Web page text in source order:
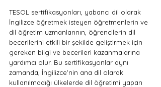
TESOL sertifikasyonları, yabancı dil olarak
İngilizce öğretmek isteyen öğretmenlerin ve
dil öğretim uzmanlarının, öğrencilerin dil
becerilerini etkili bir şekilde geliştirmek için
gereken bilgi ve becerileri kazanmalarına
yardımcı olur. Bu sertifikasyonlar aynı
zamanda, İngilizce'nin ana dil olarak
kullanılmadığı ülkelerde dil öğretimi yapan